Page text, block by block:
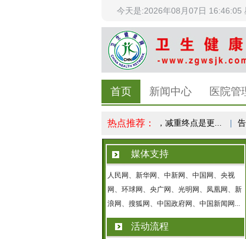
今天是:2026年08月07日 16:46:05
首页 新闻中心 医院管
热点推荐：
科学体重管理成全民健康共识，减重终点是更... | 告
媒体支持
人民网、新华网、中新网、中国网、央视
网、环球网、央广网、光明网、凤凰网、新
浪网、搜狐网、中国政府网、中国新闻网...
活动流程